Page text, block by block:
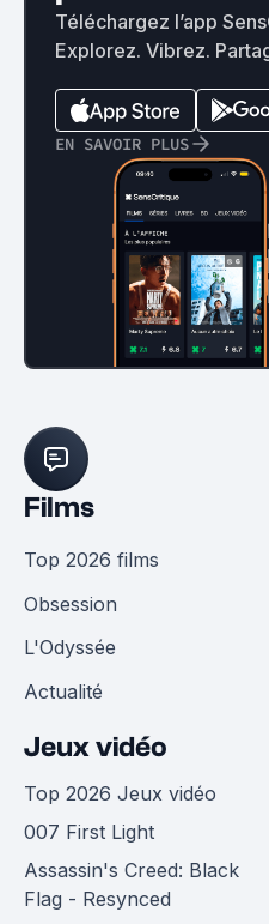
Téléchargez l’app
Explorez. Vibrez.
EN SAVOIR PLUS
Films
Top 2026 films
Obsession
L'Odyssée
Actualité
Jeux vidéo
Top 2026 Jeux vidéo
007 First Light
Assassin's Creed: Black
Flag - Resynced